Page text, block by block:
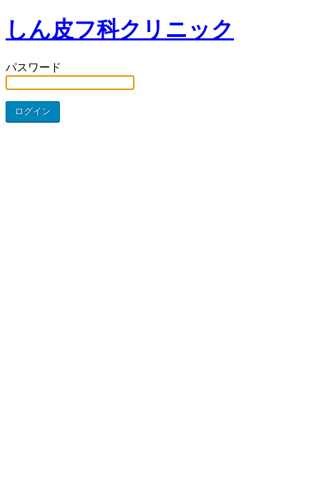
しん皮フ科クリニック
パスワード